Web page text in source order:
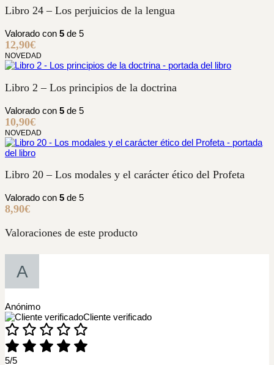
Libro 24 – Los perjuicios de la lengua
Valorado con 5 de 5
12,90€
NOVEDAD
Libro 2 – Los principios de la doctrina
Valorado con 5 de 5
10,90€
NOVEDAD
Libro 20 – Los modales y el carácter ético del Profeta
Valorado con 5 de 5
8,90€
Valoraciones de este producto
Anónimo
Cliente verificado
5/5